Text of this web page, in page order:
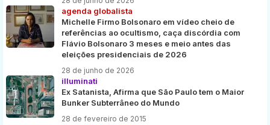
agenda globalista
Michelle Firmo Bolsonaro em vídeo cheio de
referências ao ocultismo, caça discórdia com
Flávio Bolsonaro 3 meses e meio antes das
eleições presidenciais de 2026
28 de junho de 2026
illuminati
Ex Satanista, Afirma que São Paulo tem o Maior
Bunker Subterrâneo do Mundo
28 de fevereiro de 2015